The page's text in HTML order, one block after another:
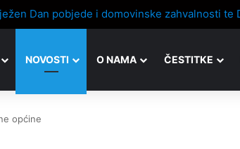
Cerina
NOVOSTI O NAMA ČESTITKE
općine